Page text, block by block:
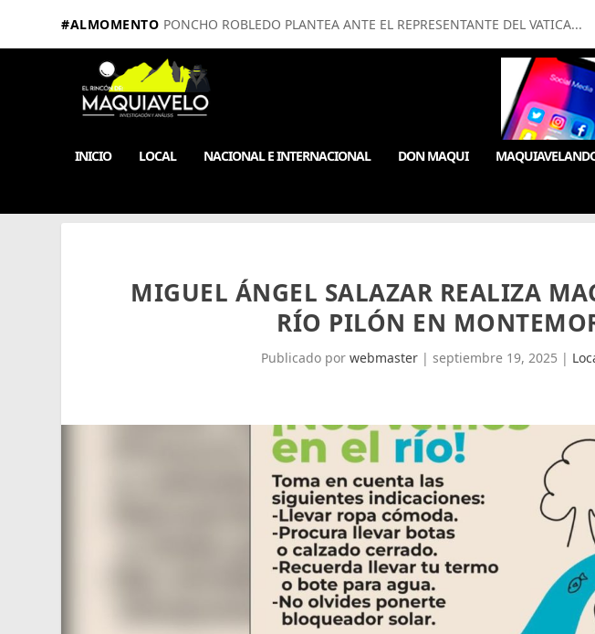
#ALMOMENTO PONCHO ROBLEDO PLANTEA ANTE EL REPRESENTANTE DEL VATICA...
INICIO LOCAL NACIONAL E INTERNACIONAL DON MAQUI
MIGUEL ÁNGEL SALAZAR REALIZA
RÍO PILÓN EN
Publicado porwebmaster |septiembre 19, 2025 |